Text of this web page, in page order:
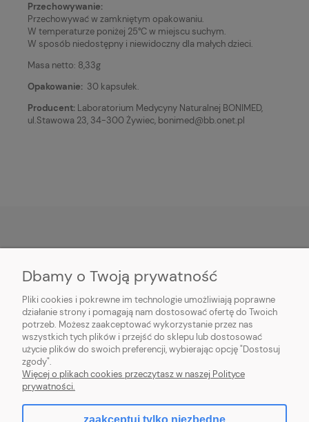
Przechowywanie:
Przechowywać w zamkniętym opakowaniu.
W temperaturze poniżej 25°C w miejscu suchym.
W sposób niedostępny i niewidoczny dla małych dzieci.
Masa netto: 8,33g
Opakowanie: 30 kapsułek.
Producent: Laboratorium Medycyny Naturalnej BONIMED,
ul.Stawowa 23, 34-300 Żywiec, bonimed@bb.onet.pl
PŁATNOŚĆ I DOSTAWA
MOJE KONTO
O FIRMIE
Dbamy o Twoją prywatność
Pliki cookies i pokrewne im technologie umożliwiają poprawne
działanie strony i pomagają nam dostosować ofertę do Twoich
potrzeb. Możesz zaakceptować wykorzystanie przez nas
wszystkich tych plików i przejść do sklepu lub dostosować
użycie plików do swoich preferencji, wybierając opcję "Dostosuj
zgody".
Więcej o plikach cookies przeczytasz w naszej Polityce
prywatności.
zaakceptuj tylko niezbędne